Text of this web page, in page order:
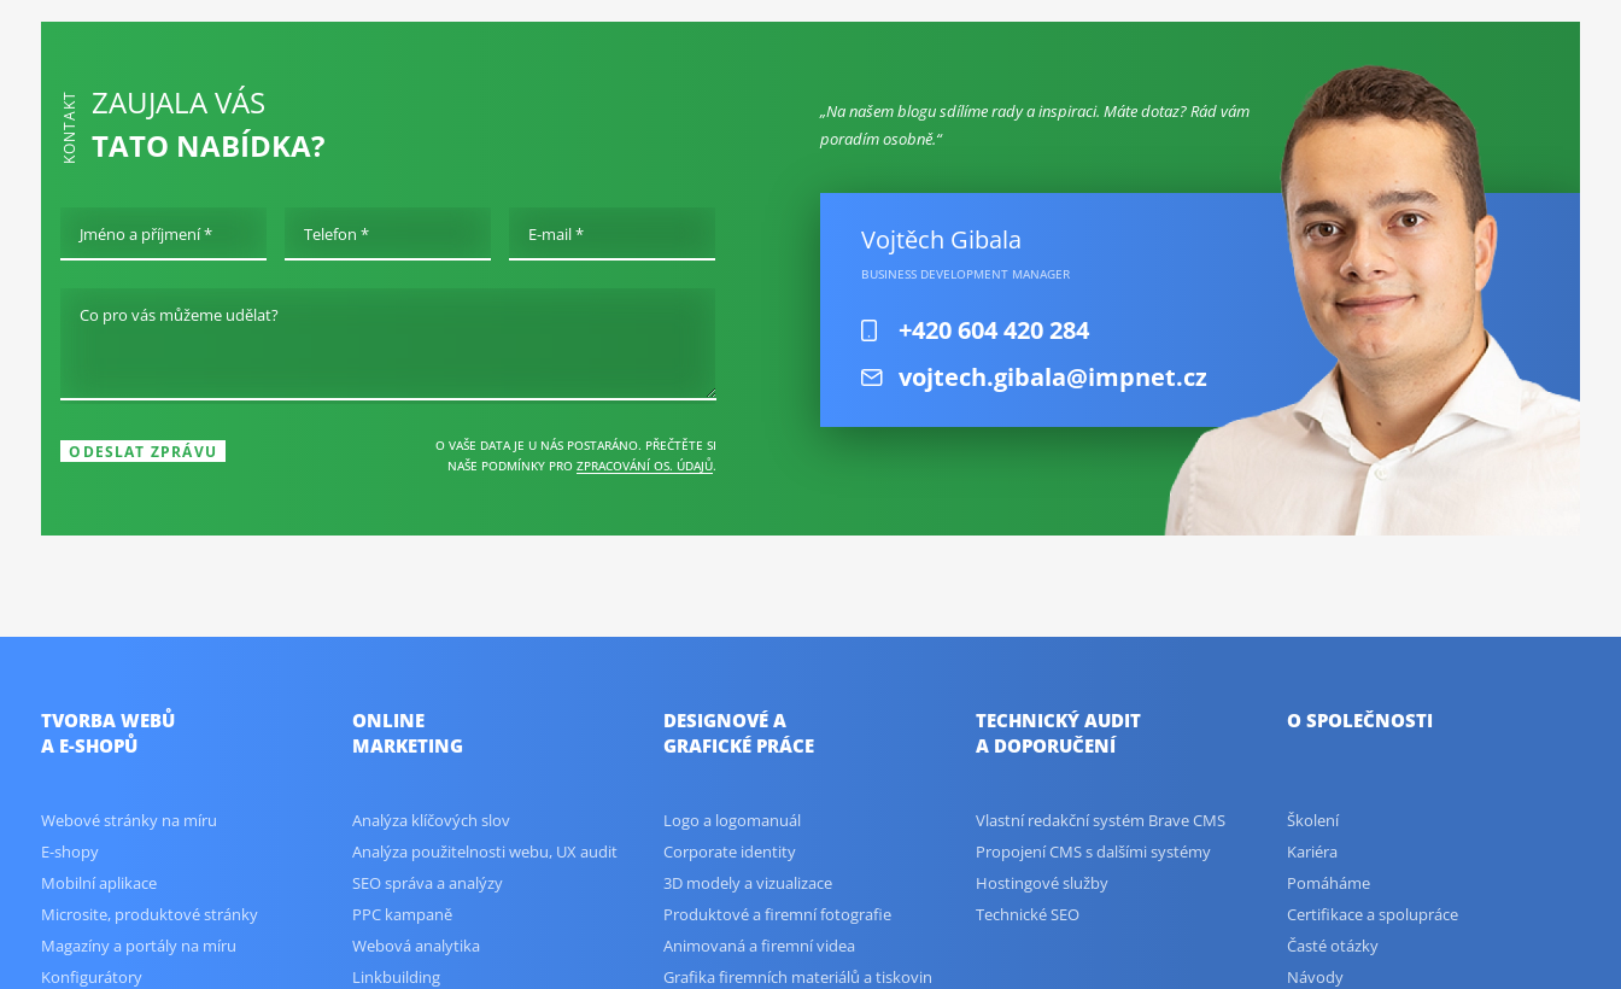
KONTAKT ZAUJALA VÁS
TATO NABÍDKA?
Jméno a příjmení * Telefon * E-mail *
Co pro vás můžeme udělat?
O VAŠE DATA JE U NÁS POSTARÁNO. PŘEČTĚTE SI
NAŠE PODMÍNKY PRO ZPRACOVÁNÍ OS. ÚDAJŮ.
Na našem blogu sdílíme rady a inspiraci. Máte dotaz? Rád vám
poradím osobně.
Vojtěch Gibala
BUSINESS DEVELOPMENT MANAGER
+420 604 420 284
vojtech.gibala@impnet.cz
TVORBA WEBŮ
A E-SHOPŮ
Webové stránky na míru
E-shopy
Mobilní aplikace
Microsite, produktové stránky
Magazíny a portály na míru
Konfigurátory
ONLINE
MARKETING
Analýza klíčových slov
Analýza použitelnosti webu, UX audit
SEO správa a analýzy
PPC kampaně
Webová analytika
Linkbuilding
DESIGNOVÉ A
GRAFICKÉ PRÁCE
Logo a logomanuál
Corporate identity
3D modely a vizualizace
Produktové a firemní fotografie
Animovaná a firemní videa
Grafika firemních materiálů a tiskovin
TECHNICKÝ AUDIT
A DOPORUČENÍ
Vlastní redakční systém Brave CMS
Propojení CMS s dalšími systémy
Hostingové služby
Technické SEO
O SPOLEČNOSTI
Školení
Kariéra
Pomáháme
Certifikace a spolupráce
Časté otázky
Návody